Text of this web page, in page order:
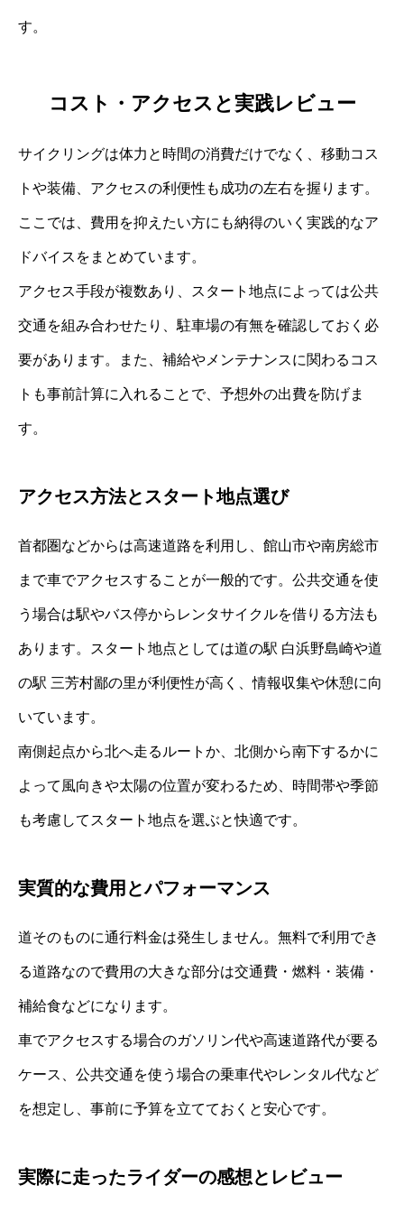
す。
コスト・アクセスと実践レビュー
サイクリングは体力と時間の消費だけでなく、移動コス
トや装備、アクセスの利便性も成功の左右を握ります。
ここでは、費用を抑えたい方にも納得のいく実践的なア
ドバイスをまとめています。
アクセス手段が複数あり、スタート地点によっては公共
交通を組み合わせたり、駐車場の有無を確認しておく必
要があります。また、補給やメンテナンスに関わるコス
トも事前計算に入れることで、予想外の出費を防げま
す。
アクセス方法とスタート地点選び
首都圏などからは高速道路を利用し、館山市や南房総市
まで車でアクセスすることが一般的です。公共交通を使
う場合は駅やバス停からレンタサイクルを借りる方法も
あります。スタート地点としては道の駅 白浜野島崎や道
の駅 三芳村鄙の里が利便性が高く、情報収集や休憩に向
いています。
南側起点から北へ走るルートか、北側から南下するかに
よって風向きや太陽の位置が変わるため、時間帯や季節
も考慮してスタート地点を選ぶと快適です。
実質的な費用とパフォーマンス
道そのものに通行料金は発生しません。無料で利用でき
る道路なので費用の大きな部分は交通費・燃料・装備・
補給食などになります。
車でアクセスする場合のガソリン代や高速道路代が要る
ケース、公共交通を使う場合の乗車代やレンタル代など
を想定し、事前に予算を立てておくと安心です。
実際に走ったライダーの感想とレビュー